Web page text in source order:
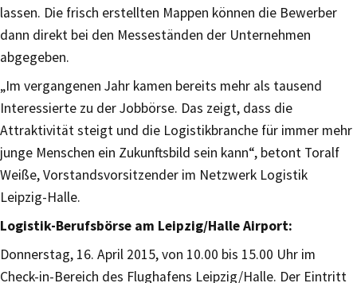
lassen. Die frisch erstellten Mappen können die Bewerber
dann direkt bei den Messeständen der Unternehmen
abgegeben.
„Im vergangenen Jahr kamen bereits mehr als tausend
Interessierte zu der Jobbörse. Das zeigt, dass die
Attraktivität steigt und die Logistikbranche für immer mehr
junge Menschen ein Zukunftsbild sein kann“, betont Toralf
Weiße, Vorstandsvorsitzender im Netzwerk Logistik
Leipzig-Halle.
Logistik-Berufsbörse am Leipzig/Halle Airport:
Donnerstag, 16. April 2015, von 10.00 bis 15.00 Uhr im
Check-in-Bereich des Flughafens Leipzig/Halle. Der Eintritt